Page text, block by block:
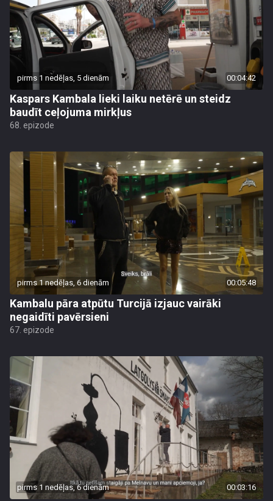
pirms 1 nedēļas, 5 dienām 00:04:42
Kaspars Kambala lieki laiku netērē un steidz
baudīt ceļojuma mirkļus
68. epizode
pirms 1 nedēļas, 6 dienām 00:05:48
Kambalu pāra atpūtu Turcijā izjauc vairāki
negaidīti pavērsieni
67. epizode
pirms 1 nedēļas, 6 dienām 00:03:16